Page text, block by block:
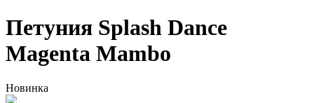
Петуния Splash Dance
Magenta Mambo
Новинка